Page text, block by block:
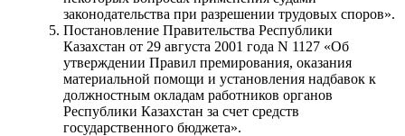
законодательства при разрешении трудовых споров».
Постановление Правительства Республики
Казахстан от 29 августа 2001 года N 1127 «Об
утверждении Правил премирования, оказания
материальной помощи и установления надбавок к
должностным окладам работников органов
Республики Казахстан за счет средств
государственного бюджета».